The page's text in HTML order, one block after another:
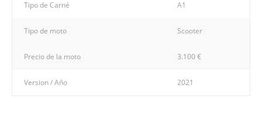
Tipo de Carné A1
Tipo de moto Scooter
Precio de la moto 3.100 €
Version / Año 2021